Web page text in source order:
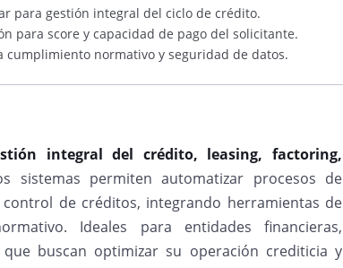
para gestión integral del ciclo de crédito.
para score y capacidad de pago del solicitante.
cumplimiento normativo y seguridad de datos.
integral del crédito, leasing, factoring,
sistemas permiten automatizar procesos de
de créditos, integrando herramientas de
Ideales para entidades financieras,
buscan optimizar su operación crediticia y